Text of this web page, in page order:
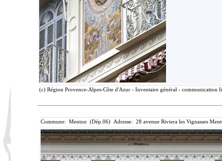
(c) Région Provence-Alpes-Côte d'Azur - Inventaire général - communication
Commune: Menton (Dép.06) Adresse: 28 avenue Riviera les Vignasses